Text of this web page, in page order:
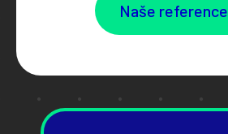
Naše reference